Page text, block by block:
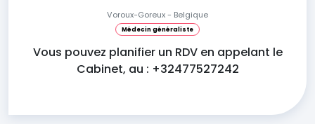
Voroux-Goreux - Belgique
Médecin généraliste
Vous pouvez planifier un RDV en appelant le
Cabinet, au : +32477527242